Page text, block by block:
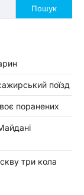
Пошук
поїзд
поранених
три кола